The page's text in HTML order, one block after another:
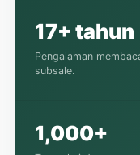
17+ tahun
Pengalaman
subsale.
1,000+